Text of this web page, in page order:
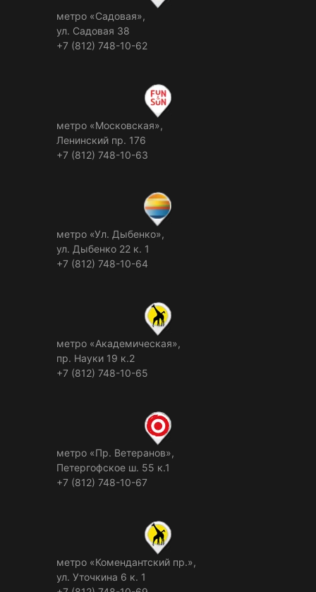
метро «Садовая»,
ул. Садовая 38
+7 (812) 748-10-62
метро «Московская»,
Ленинский пр. 176
+7 (812) 748-10-63
метро «Ул. Дыбенко»,
ул. Дыбенко 22 к. 1
+7 (812) 748-10-64
метро «Академическая»,
пр. Науки 19 к.2
+7 (812) 748-10-65
метро «Пр. Ветеранов»,
Петергофское ш. 55 к.1
+7 (812) 748-10-67
метро «Комендантский пр.»,
ул. Уточкина 6 к. 1